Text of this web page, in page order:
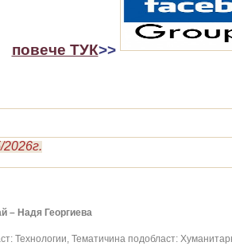
повече ТУК>>
2026г.
– Надя Георгиева
Технологии, Тематичина подобласт: